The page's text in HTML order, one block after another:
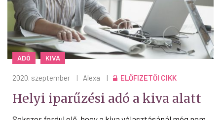
ADÓ KIVA
2020. szeptember | Alexa | ELŐFIZETŐI CIKK
Helyi iparűzési adó a kiva alatt